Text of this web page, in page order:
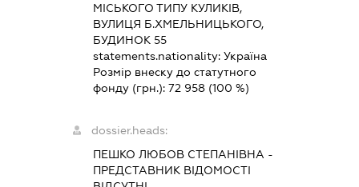
МІСЬКОГО ТИПУ КУЛИКІВ,
ВУЛИЦЯ Б.ХМЕЛЬНИЦЬКОГО,
БУДИНОК 55
statements.nationality: Україна
Розмір внеску до статутного
фонду (грн.): 72 958(100 %)
dossier.heads:
ПЕШКО ЛЮБОВ СТЕПАНІВНА -
ПРЕДСТАВНИК ВІДОМОСТІ